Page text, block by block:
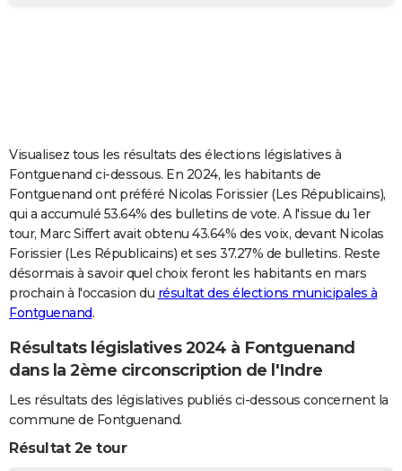
Carte de Noël
Carte Bonne année
Carte Saint-Valentin
Carte Pâques
Carte d'anniversaire
DICTIONNAIRE
Dictionnaire
Biographies
Citations
Expressions
Proverbes
PROGRAMME TV
COPAINS D'AVANT
S'inscrire
Se connecter
Lycées
Collèges
Primaires
Universités
Entreprises
Service militaire
Avis de recherche
AVIS DE DÉCÈS
FORUM
Bricolage
Lifestyle
Culture
Sport
Auto
Television
Voyage
Cinema
Visualisez tous les résultats des élections législatives à
Fontguenand ci-dessous. En 2024, les habitants de
Fontguenand ont préféré Nicolas Forissier (Les Républicains),
qui a accumulé 53.64% des bulletins de vote. A l'issue du 1er
tour, Marc Siffert avait obtenu 43.64% des voix, devant Nicolas
Forissier (Les Républicains) et ses 37.27% de bulletins. Reste
désormais à savoir quel choix feront les habitants en mars
prochain à l'occasion du résultat des élections municipales à
Fontguenand.
Résultats législatives 2024 à Fontguenand
dans la 2ème circonscription de l'Indre
Les résultats des législatives publiés ci-dessous concernent la
commune de Fontguenand.
Résultat 2e tour